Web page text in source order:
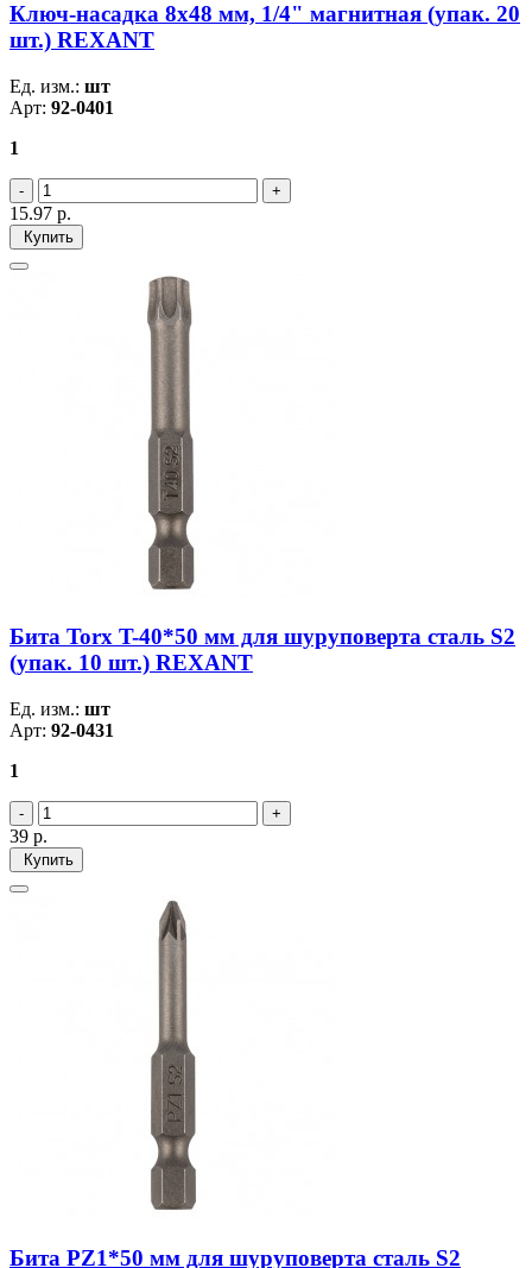
Ключ-насадка 8х48 мм, 1/4" магнитная (упак. 20
шт.) REXANT
Ед. изм.: шт
Арт: 92-0401
1
15.97 р.
Купить
Бита Torx T-40*50 мм для шуруповерта сталь S2
(упак. 10 шт.) REXANT
Ед. изм.: шт
Арт: 92-0431
1
39 р.
Купить
Бита PZ1*50 мм для шуруповерта сталь S2